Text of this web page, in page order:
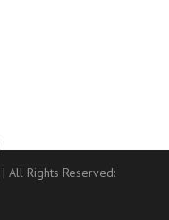
| All Rights Reserved: